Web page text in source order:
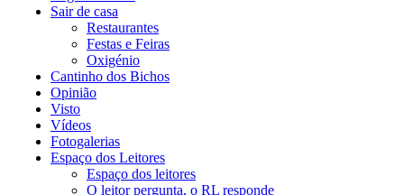
Sair de casa
Restaurantes
Festas e Feiras
Oxigénio
Cantinho dos Bichos
Opinião
Visto
Vídeos
Fotogalerias
Espaço dos Leitores
Espaço dos leitores
O leitor pergunta, o RL responde